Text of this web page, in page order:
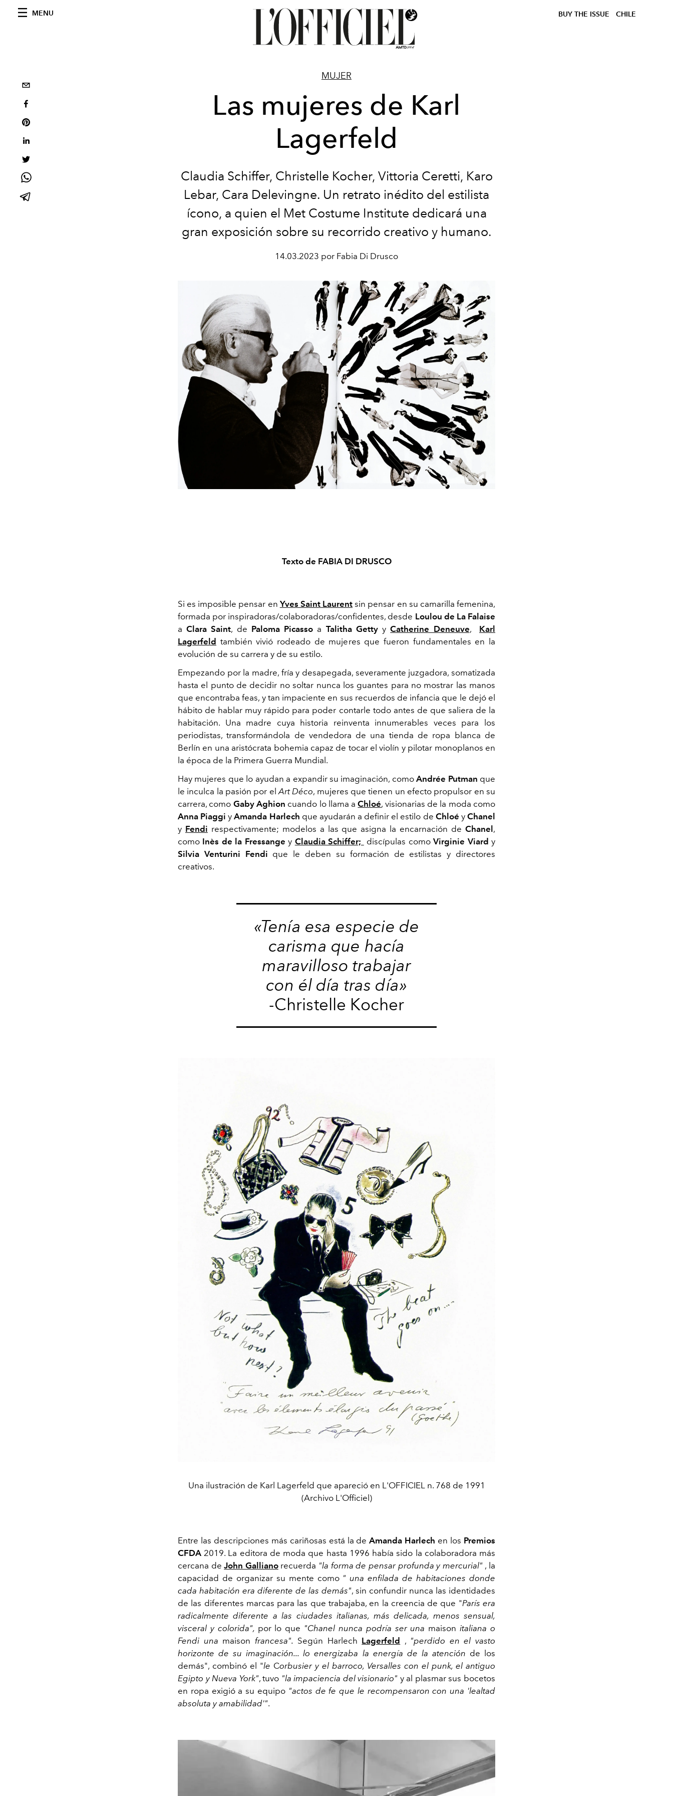
MENU BUY THE ISSUE CHILE
MUJER
Las mujeres de Karl
Lagerfeld
Claudia Schiffer, Christelle Kocher, Vittoria Ceretti, Karo
Lebar, Cara Delevingne. Un retrato inédito del estilista
ícono, a quien el Met Costume Institute dedicará una
gran exposición sobre su recorrido creativo y humano.
14.03.2023 por Fabia Di Drusco
Texto de FABIA DI DRUSCO
Si es imposible pensar en Yves Saint Laurent sin pensar en su camarilla femenina,
formada por inspiradoras/colaboradoras/confidentes, desde Loulou de La Falaise
aClara Saint, de Paloma Picasso a Talitha GettyyCatherine Deneuve, Karl
Lagerfeld también vivió rodeado de mujeres que fueron fundamentales en la
evolución de su carrera y de su estilo.
Empezando por la madre, fría y desapegada, severamente juzgadora, somatizada
hasta el punto de decidir no soltar nunca los guantes para no mostrar las manos
que encontraba feas, y tan impaciente en sus recuerdos de infancia que le dejó el
hábito de hablar muy rápido para poder contarle todo antes de que saliera de la
habitación. Una madre cuya historia reinventa innumerables veces para los
periodistas, transformándola de vendedora de una tienda de ropa blanca de
Berlín en una aristócrata bohemia capaz de tocar el violín y pilotar monoplanos en
la época de la Primera Guerra Mundial.
Hay mujeres que lo ayudan a expandir su imaginación, comoAndrée Putman que
le inculca la pasión por elArt Déco, mujeres que tienen un efecto propulsor en su
carrera, como Gaby Aghion cuando lo llama aChloé, visionarias de la moda como
Anna Piaggi yAmanda Harlech que ayudarán a definir el estilo de Chloé yChanel
y Fendi respectivamente; modelos a las que asigna la encarnación deChanel ,
como Inès de la Fressange y Claudia Schiffer; discípulas comoVirginie Viard y
Silvia Venturini Fendi que le deben su formación de estilistas y directores
creativos.
«Tenía esa especie de
carisma que hacía
maravilloso trabajar
con él día tras día»
-Christelle Kocher
Una ilustración de Karl Lagerfeld que apareció en L'OFFICIEL n. 768 de 1991
(Archivo L'Officiel)
Entre las descripciones más cariñosas está la deAmanda Harlech en los Premios
CFDA 2019. La editora de moda que hasta 1996 había sido la colaboradora más
cercana deJohn Gallianorecuerda "la forma de pensar profunda y mercurial" , la
capacidad de organizar su mente como " una enfilada de habitaciones donde
cada habitación era diferente de las demás", sin confundir nunca las identidades
de las diferentes marcas para las que trabajaba, en la creencia de que "París era
radicalmente diferente a las ciudades italianas, más delicada, menos sensual,
visceral y colorida", por lo que "Chanel nunca podría ser una maisonitaliana o
Fendi una maison francesa". Según Harlech Lagerfeld , "perdido en el vasto
horizonte de su imaginación... lo energizaba la energía de la atención de los
demás", combinó el "le Corbusier y el barroco, Versalles con el punk, el antiguo
Egipto y Nueva York", tuvo "la impaciencia del visionario" y al plasmar sus bocetos
en ropa exigió a su equipo "actos de fe que le recompensaron con una 'lealtad
absoluta y amabilidad'".